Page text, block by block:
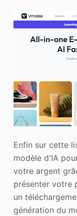
Enfin sur cette
modèle d'IA
votre argent
présenter votre
un
génération du